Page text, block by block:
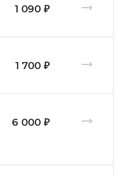
1 090 ₽
1 700 ₽
6 000 ₽